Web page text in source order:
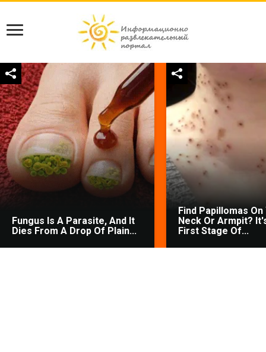
Fungus Is A Parasite, And It
Dies From A Drop Of Plain...
Find Papillomas On
Neck Or Armpit?
First Stage Of...